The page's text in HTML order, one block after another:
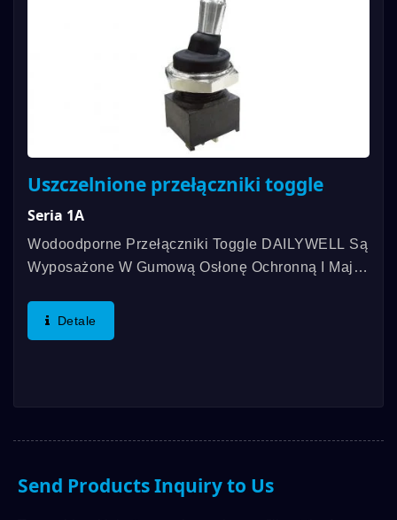
Uszczelnione przełączniki toggle
Seria 1A
Wodoodporne Przełączniki Toggle DAILYWELL Są
Wyposażone W Gumową Osłonę Ochronną I Mają
Różnorodność Funkcji Przełączników Dla
Klientów. Zakres...
Detale